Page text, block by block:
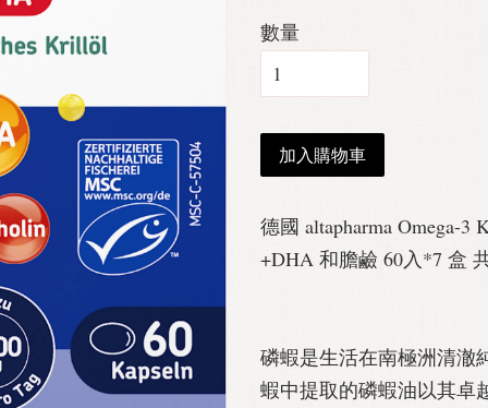
數量
加入購物車
德國 altapharma Omega-3
+DHA 和膽鹼 60入*7 盒
磷蝦是生活在南極洲清澈
蝦中提取的磷蝦油以其卓